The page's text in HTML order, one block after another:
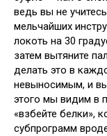
ведь вы не
мельчайших
локоть на 30
затем вытяните
делать это в
невыносимым, и
этого мы видим в
«взбейте белки»,
субпрограмм